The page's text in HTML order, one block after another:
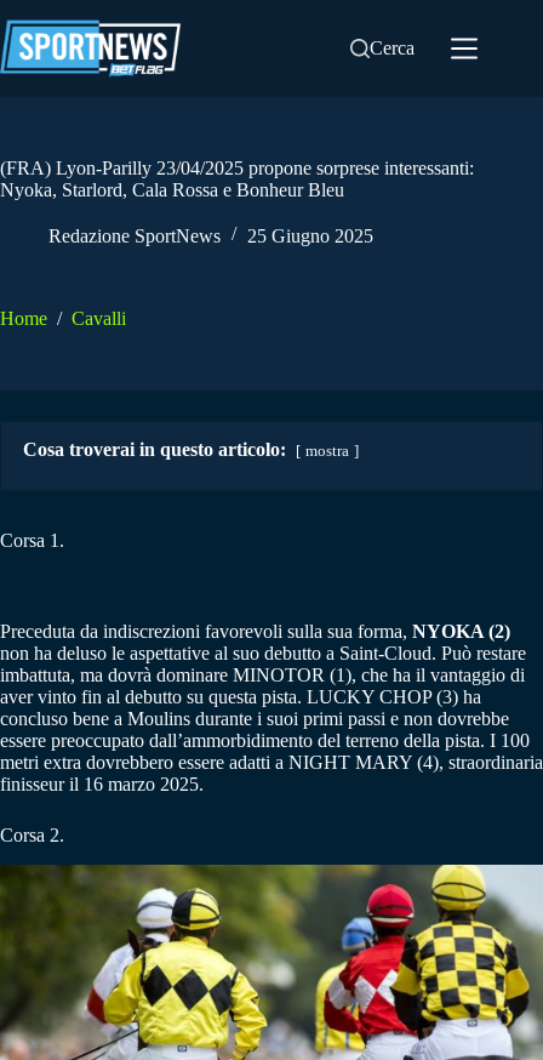
al
contenuto
Cerca
(FRA) Lyon-Parilly 23/04/2025 propone sorprese interessanti:
Nyoka, Starlord, Cala Rossa e Bonheur Bleu
Redazione SportNews 25 Giugno 2025
Home / Cavalli
Cosa troverai in questo articolo: mostra
Corsa 1.
Preceduta da indiscrezioni favorevoli sulla sua forma, NYOKA (2)
non ha deluso le aspettative al suo debutto a Saint-Cloud. Può restare
imbattuta, ma dovrà dominare MINOTOR (1), che ha il vantaggio di
aver vinto fin al debutto su questa pista. LUCKY CHOP (3) ha
concluso bene a Moulins durante i suoi primi passi e non dovrebbe
essere preoccupato dall’ammorbidimento del terreno della pista. I 100
metri extra dovrebbero essere adatti a NIGHT MARY (4), straordinaria
finisseur il 16 marzo 2025.
Corsa 2.